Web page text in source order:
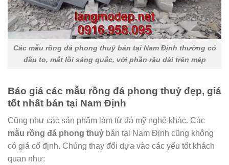
Các mẫu rồng đá phong thuỷ bán tại Nam Định thường có
đầu to, mắt lồi sáng quắc, với phần râu dài trên mép
Báo giá các mẫu rồng đá phong thuỷ đẹp, giá
tốt nhất bán tại Nam Định
Cũng như các sản phẩm làm từ đá mỹ nghệ khác. Các
mẫu rồng đá phong thuỷ bán tại Nam Định cũng không
có giá cố định. Chúng thay đổi dựa vào các yếu tốt khách
quan như: